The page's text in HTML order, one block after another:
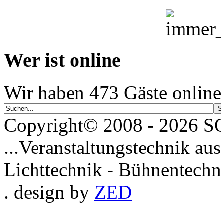
Wer ist online
Wir haben 473 Gäste online
Copyright© 2008 - 2026
...Veranstaltungstechnik
Lichttechnik -
. design by ZED